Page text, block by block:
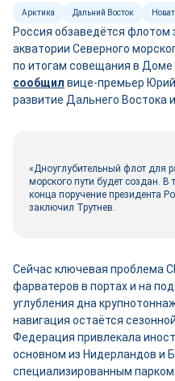
Арктика Дальний Восток
Россия обзаведётся
акватории Северного
по итогам совещания в Доме
сообщил вице-премьер
развитие Дальнего Востока и
«Дноуглубительный флот для
морского пути будет создан.
конца поручение президента
заключил Трутнев.
Сейчас ключевая проблема
фарватеров в портах и на
углубления дна
навигация остаётся
Федерация привлекала
основном из Нидерландов и
специализированным